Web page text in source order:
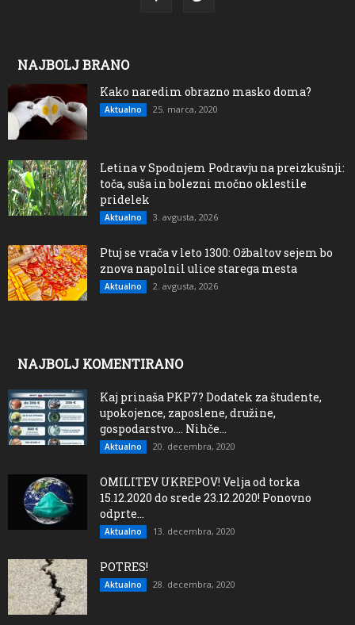
NAJBOLJ BRANO
Kako naredim obrazno masko doma?
Aktualno 25. marca, 2020
Letina v Spodnjem Podravju na preizkušnji:
toča, suša in bolezni močno oklestile
pridelek
Aktualno 3. avgusta, 2026
Ptuj se vrača v leto 1300: Ožbaltov sejem bo
znova napolnil ulice starega mesta
Aktualno 2. avgusta, 2026
NAJBOLJ KOMENTIRANO
Kaj prinaša PKP7? Dodatek za študente,
upokojence, zaposlene, družine,
gospodarstvo…. Nihče...
Aktualno 20. decembra, 2020
OMILITEV UKREPOV! Velja od torka
15.12.2020 do srede 23.12.2020! Ponovno
odprte...
Aktualno 13. decembra, 2020
POTRES!
Aktualno 28. decembra, 2020